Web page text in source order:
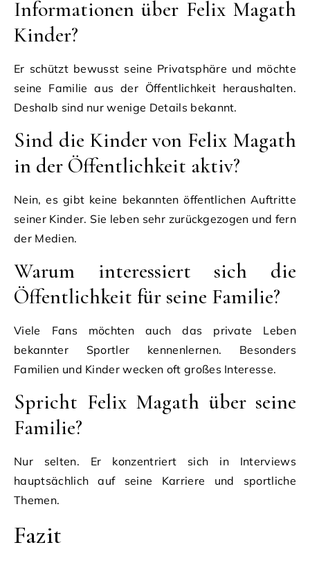
Informationen über Felix Magath
Kinder?
Er schützt bewusst seine Privatsphäre und möchte
seine Familie aus der Öffentlichkeit heraushalten.
Deshalb sind nur wenige Details bekannt.
Sind die Kinder von Felix Magath
in der Öffentlichkeit aktiv?
Nein, es gibt keine bekannten öffentlichen Auftritte
seiner Kinder. Sie leben sehr zurückgezogen und fern
der Medien.
Warum interessiert sich die
Öffentlichkeit für seine Familie?
Viele Fans möchten auch das private Leben
bekannter Sportler kennenlernen. Besonders
Familien und Kinder wecken oft großes Interesse.
Spricht Felix Magath über seine
Familie?
Nur selten. Er konzentriert sich in Interviews
hauptsächlich auf seine Karriere und sportliche
Themen.
Fazit